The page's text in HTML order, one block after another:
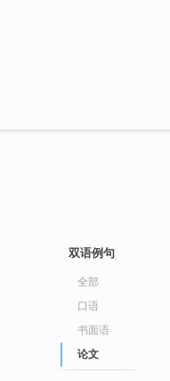
双语例句
全部
口语
书面语
论文